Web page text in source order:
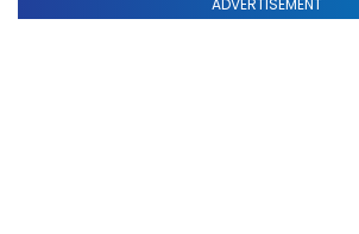
ADVERTISEMENT